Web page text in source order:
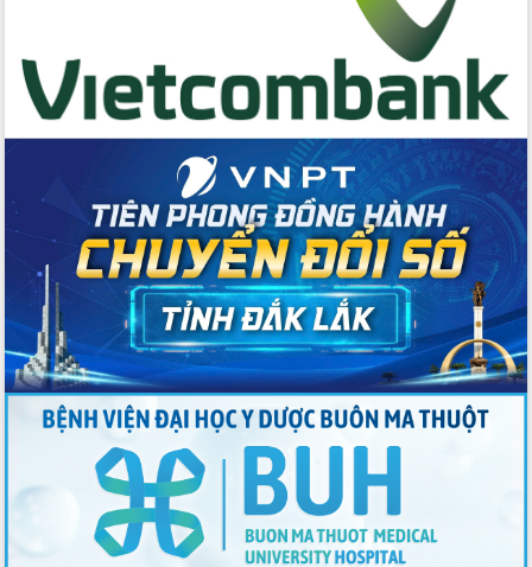
Đắk Lắk về phát triển nhân lực y tế
cho trạm y tế cấp xã
Du lịch Đắk Lắk nâng tầm trải nghiệm
du khách thông qua Hệ thống cơ sở dữ
Tập huấn ứng dụng trí tuệ nhân tạo (AI)
trong thương mại điện tử năm 2026
Đoàn đại biểu Quốc hội tỉnh Đắk Lắk
trao đổi thông tin trước Kỳ họp thứ
nhất, Quốc hội khóa XVI
Quyết liệt cải cách hành chính, khơi
thông nguồn lực phát triển
Nâng cao hiệu lực, hiệu quả HĐND
tỉnh thông qua hiện đại hóa hành chính
Xã Ea Phê gắn cải cách hành chính với
chuyển đổi số
Phó Chủ tịch Thường trực UBND tỉnh
Hồ Thị Nguyên Thảo làm việc tại Trung
tâm Phục vụ hành chính công xã Ea